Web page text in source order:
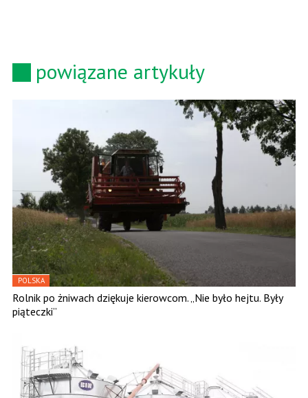
powiązane artykuły
POLSKA
Rolnik po żniwach dziękuje kierowcom. „Nie było hejtu. Były
piąteczki”